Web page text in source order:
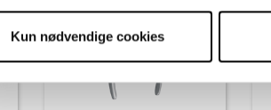
Kun nødvendige cookies